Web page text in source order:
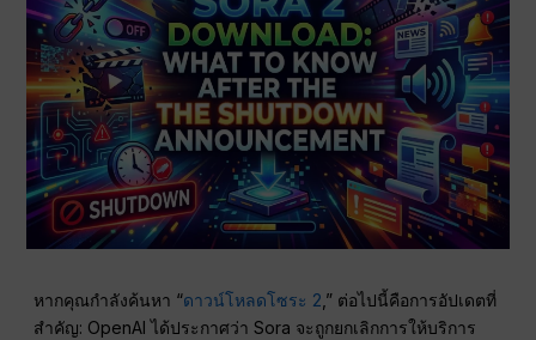
หากคุณกำลังค้นหา “ดาวน์โหลดโซระ 2 ,” ต่อไปนี้คือการอัปเดตที่
สำคัญ: OpenAI ได้ประกาศว่า Sora จะถูกยกเลิกการให้บริการ